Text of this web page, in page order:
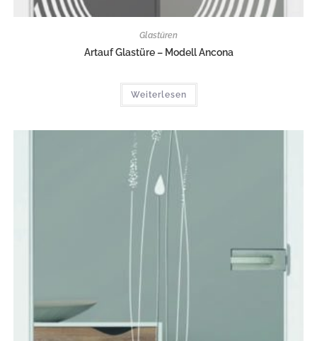
Glastüren
Artauf Glastüre – Modell Ancona
Weiterlesen